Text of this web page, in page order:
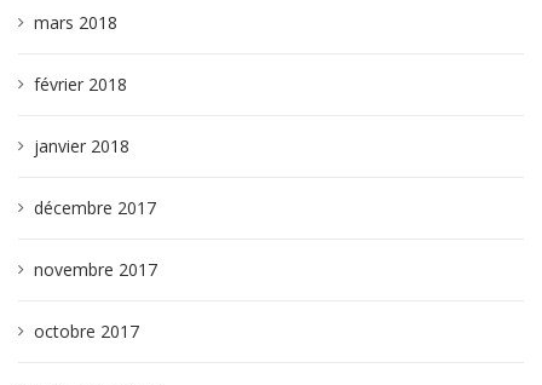
mars 2018
février 2018
janvier 2018
décembre 2017
novembre 2017
octobre 2017